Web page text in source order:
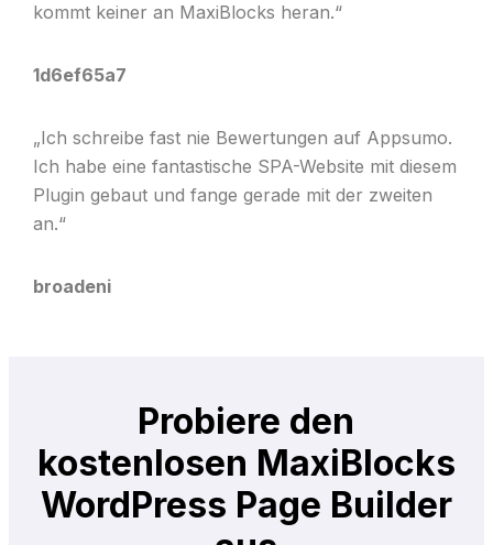
kommt keiner an MaxiBlocks heran.“
1d6ef65a7
„Ich schreibe fast nie Bewertungen auf Appsumo.
Ich habe eine fantastische SPA-Website mit diesem
Plugin gebaut und fange gerade mit der zweiten
an.“
broadeni
Probiere den
kostenlosen MaxiBlocks
WordPress Page Builder